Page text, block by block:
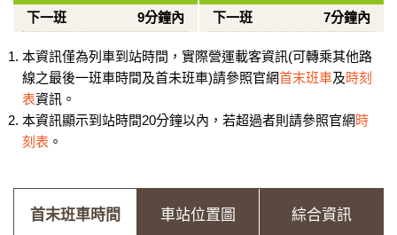
下一班
9分鐘內
下一班
7分鐘內
本資訊僅為列車到站時間，實際營運載客資訊(可轉乘其他路
線之最後一班車時間及首未班車)請參照官網首末班車及時刻
表資訊。
本資訊顯示到站時間20分鐘以內，若超過者則請參照官網 時
刻表 。
首末班車時間 車站位置圖 綜合資訊